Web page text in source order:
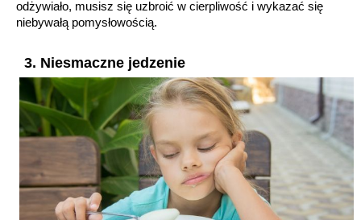
odżywiało, musisz się uzbroić w cierpliwość i wykazać się
niebywałą pomysłowością.
3. Niesmaczne jedzenie